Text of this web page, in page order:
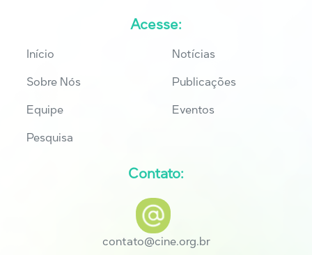
Acesse:
Início
Sobre Nós
Equipe
Pesquisa
Notícias
Publicações
Eventos
Contato:
contato@cine.org.br